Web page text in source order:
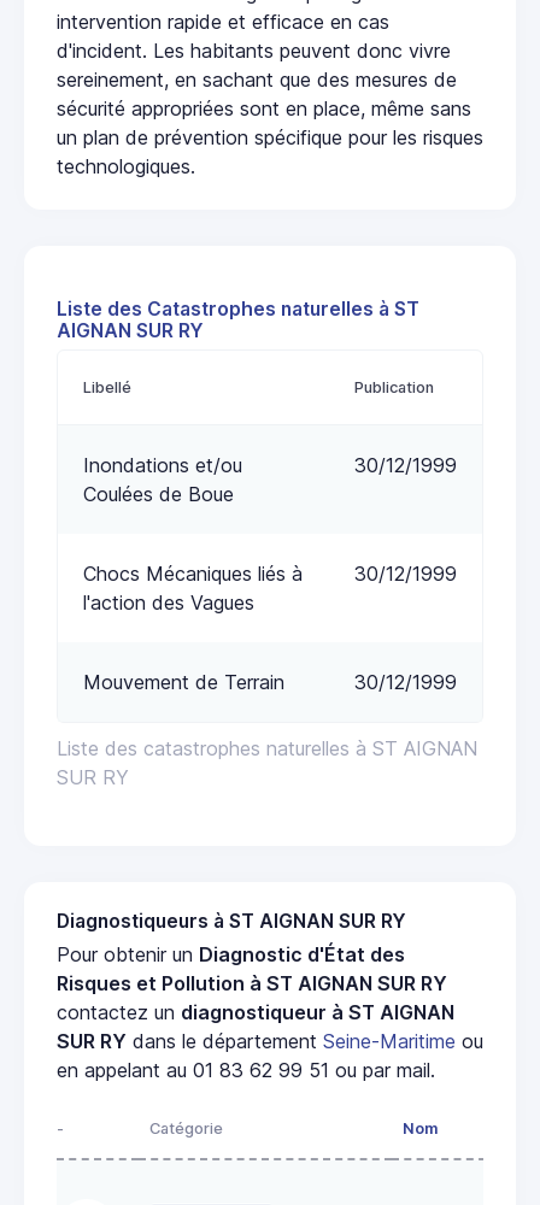
intervention rapide et efficace en cas
d'incident. Les habitants peuvent donc vivre
sereinement, en sachant que des mesures de
sécurité appropriées sont en place, même sans
un plan de prévention spécifique pour les risques
technologiques.
Liste des Catastrophes naturelles à ST
AIGNAN SUR RY
Liste des catastrophes naturelles à ST AIGNAN
SUR RY
Libellé Publication
Inondations et/ou
Coulées de Boue
30/12/1999
Chocs Mécaniques liés à
l'action des Vagues
30/12/1999
Mouvement de Terrain 30/12/1999
Diagnostiqueurs à ST AIGNAN SUR RY
Pour obtenir un Diagnostic d'État des
Risques et Pollution à ST AIGNAN SUR RY
contactez un diagnostiqueur à ST AIGNAN
SUR RY dans le département Seine-Maritime ou
en appelant au 01 83 62 99 51 ou par mail.
- Catégorie Nom